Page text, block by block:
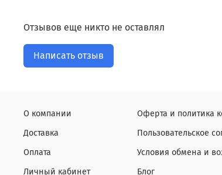
Отзывов еще никто не оставлял
Написать отзыв
О компании
Доставка
Оплата
Личный кабинет
Оферта и политика
Пользовательское
Условия обмена и
Блог